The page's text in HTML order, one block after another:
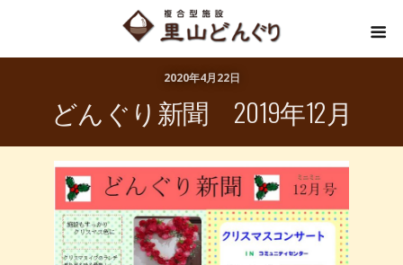
2020年4月22日
どんぐり新聞 2019年12月